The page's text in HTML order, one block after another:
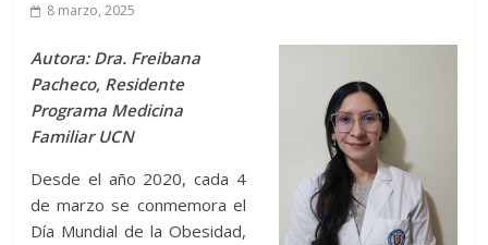
8 marzo, 2025
Autora: Dra. Freibana
Pacheco, Residente
Programa Medicina
Familiar UCN
Desde el año 2020, cada 4
de marzo se conmemora el
Día Mundial de la Obesidad,